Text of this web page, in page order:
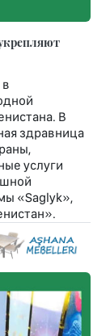
В
здравница
услуги
«Saglyk»,